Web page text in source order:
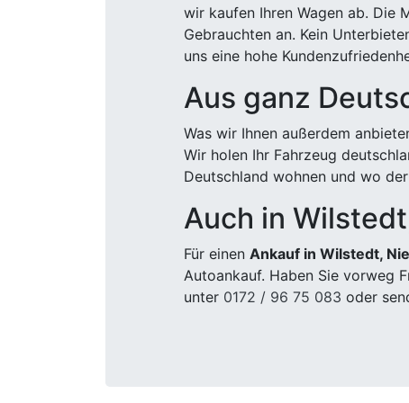
wir kaufen Ihren Wagen ab. Die
Gebrauchten an. Kein
uns eine hohe
Aus ganz
Was wir Ihnen außerdem
Wir holen Ihr Fahrzeug
Deutschland wohnen und wo
Auch in
Für einen Ankauf in Wilstedt,
Autoankauf. Haben Sie vorweg
unter 0172 / 96 75 083 oder